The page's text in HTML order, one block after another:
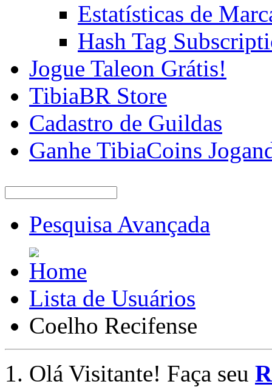
Estatísticas de
Hash Tag
Jogue Taleon Grátis!
TibiaBR Store
Cadastro de Guildas
Ganhe TibiaCoins
Pesquisa Avançada
Lista de Usuários
Coelho Recifense
Olá Visitante! Faça seu